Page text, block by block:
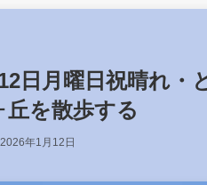
日月曜日祝晴れ・
丘を散歩する
2026年1月12日